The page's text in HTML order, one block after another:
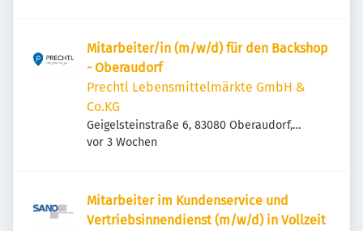
Mitarbeiter/in (m/w/d) für den Backshop
- Oberaudorf
Prechtl Lebensmittelmärkte GmbH &
Co.KG
Geigelsteinstraße 6, 83080 Oberaudorf,
Deutschland
Veröffentlicht
vor 3 Wochen
Mitarbeiter im Kundenservice und
Vertriebsinnendienst (m/w/d) in Vollzeit